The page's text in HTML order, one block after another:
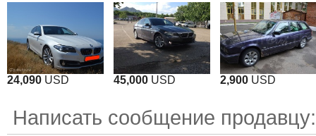
24,090 USD 45,000 USD 2,900 USD
Написать сообщение